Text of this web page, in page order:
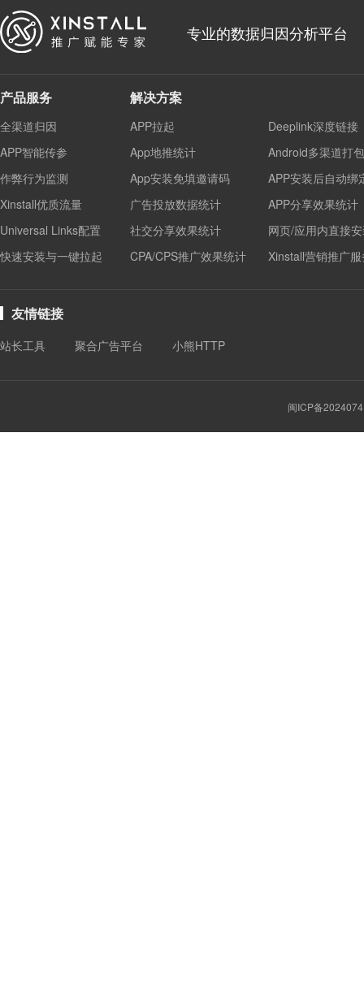
专业的数据归因分析平台
产品服务
全渠道归因
APP智能传参
作弊行为监测
Xinstall优质流量
Universal Links配置
快速安装与一键拉起
解决方案
APP拉起
Deeplink深度链接
App地推统计
Android多渠道打包
App安装免填邀请码
APP安装后自动绑
广告投放数据统计
APP分享效果统计
社交分享效果统计
网页/应用内直接
CPA/CPS推广效果统计
Xinstall营销推广
友情链接
站长工具 聚合广告平台 小熊HTTP
闽ICP备